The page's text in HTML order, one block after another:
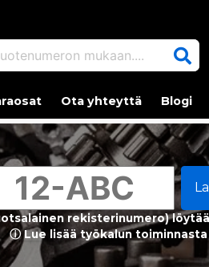
mukaan....
Ota yhteyttä Blogi
rekisterinumero)
ⓘ Lue lisää työkalun